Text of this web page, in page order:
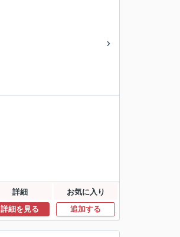
詳細 お気に入り
詳細を見る 追加する